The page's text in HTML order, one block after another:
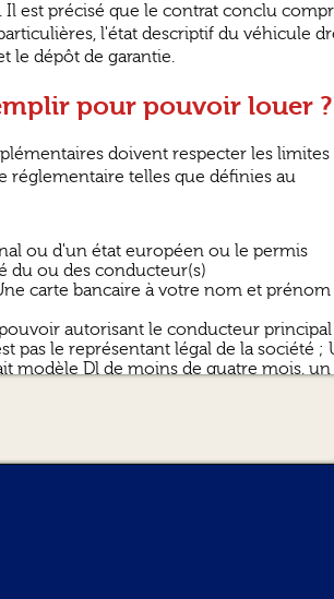
est précisé que le contrat conclu
l'état descriptif du véhicule
le dépôt de garantie.
pour pouvoir louer ?
doivent respecter les limites
réglementaire telles que définies au
ou d'un état européen ou le permis
du ou des conducteur(s)
carte bancaire à votre nom et prénom
autorisant le conducteur principal
pas le représentant légal de la société ;
modèle Dl de moins de quatre mois, un
je loue ?
vous devez remplir et signer
caractère contradictoire de ladite
une distance de 3 kilomètres, au-delà